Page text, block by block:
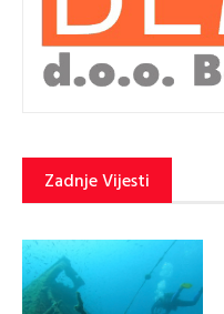
Zadnje Vijesti